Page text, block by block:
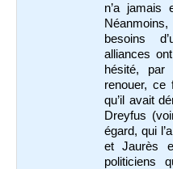
n’a jamais
besoins
alliances
hésité,
renouer, ce
qu’il avait
Dreyfus
égard, qui
et Jaurès
politiciens